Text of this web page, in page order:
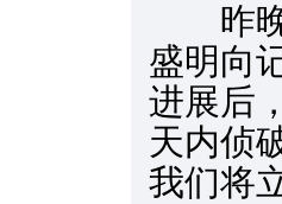
昨晚6
盛明向
进展后
天内侦
我们将